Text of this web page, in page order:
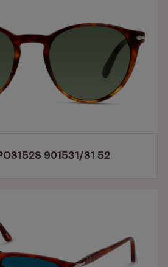
901531/31 52